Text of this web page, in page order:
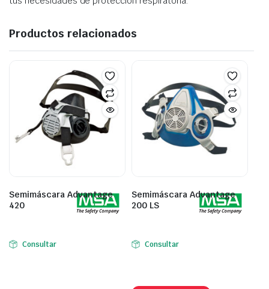
Productos relacionados
Semimáscara Advantage
420
Consultar
Semimáscara Advantage
200 LS
Consultar